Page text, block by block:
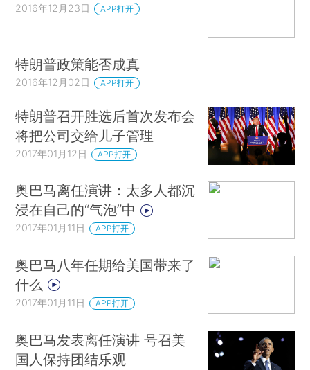
2016年12月23日 APP打开
特朗普政策能否成真
2016年12月02日 APP打开
特朗普召开胜选后首次发布会
将把公司交给儿子管理
2017年01月12日 APP打开
奥巴马离任演讲：太多人都沉
浸在自己的“气泡”中
2017年01月11日 APP打开
奥巴马八年任期给美国带来了
什么
2017年01月11日 APP打开
奥巴马发表离任演讲 号召美
国人保持团结乐观